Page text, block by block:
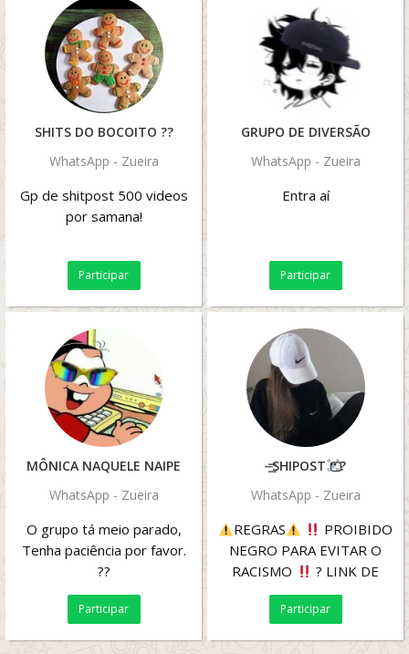
SHITS DO BOCOITO ??
WhatsApp - Zueira
Gp de shitpost 500 videos
por samana!
Participar
GRUPO DE DIVERSÃO
WhatsApp - Zueira
Entra aí
Participar
MÔNICA NAQUELE NAIPE
WhatsApp - Zueira
O grupo tá meio parado,
Tenha paciência por favor.
??
Participar
⏤͟͞SHIPOST
⃢?
WhatsApp - Zueira
REGRAS
PROIBIDO
NEGRO PARA EVITAR O
RACISMO
? LINK DE
OUTRO GRUPO ? SEM
FOGARERO NEM...
Participar